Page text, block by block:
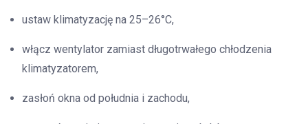
ustaw klimatyzację na 25–26°C,
włącz wentylator zamiast długotrwałego chłodzenia
klimatyzatorem,
zasłoń okna od południa i zachodu,